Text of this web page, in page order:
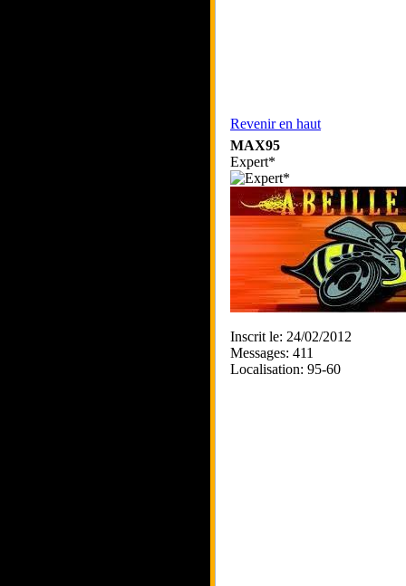
Revenir en haut
MAX95
Expert*
Inscrit le: 24/02/2012
Messages: 411
Localisation: 95-60